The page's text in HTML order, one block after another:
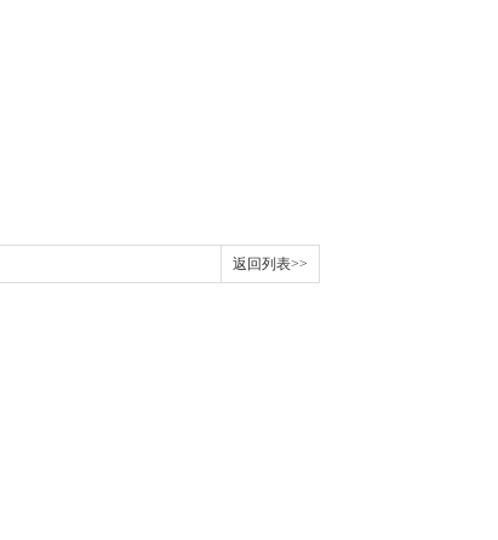
返回列表>>